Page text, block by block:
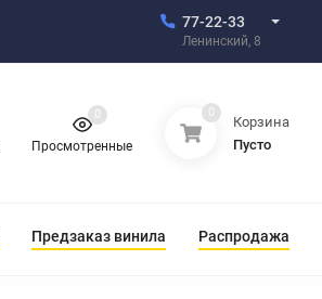
77-22-33
Ленинский, 8
Просмотренные
0 0
Корзина
Пусто
Предзаказ винила Распродажа